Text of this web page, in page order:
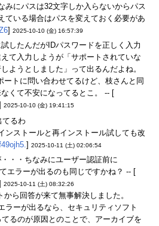
みにパスは32文字しか入らないからパス
ている場合はパスを変えておく必要があ
] 2025-10-10 (金) 16:57:39
したんだがIDパスワードを正しく入力
て入力しようが「サポートされていな
ようとしました」って出るんだよね。
ートに問い合わせてるけど、枝さんと同
なくて不安になってるとこ。 -- [
2025-10-10 (金) 19:41:15
てるわ
ンストールと再インストール試しても改
] 2025-10-11 (土) 02:06:54
・・ちなみにユーザー認証前に
てエラーが出るのも同じですかね？ -- [
2025-10-11 (土) 08:32:26
から回答が来て無事解決しました。
ラーが出るなら、セキュリティソフト
るのが原因とのことで、アーカイブを